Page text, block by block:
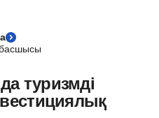
туризмді